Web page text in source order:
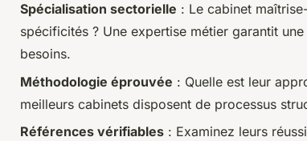
Spécialisation sectorielle : Le cabinet
spécificités ? Une expertise métier garantit
besoins.
Méthodologie éprouvée : Quelle est leur
meilleurs cabinets disposent de processus
Références vérifiables : Examinez leurs